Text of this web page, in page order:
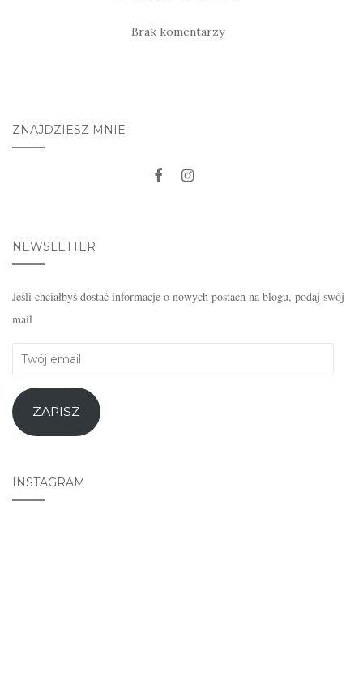
Brak komentarzy
ZNAJDZIESZ MNIE
NEWSLETTER
Jeśli chciałbyś dostać informacje o nowych postach na blogu, podaj swój
mail
Twój
ZAPISZ
INSTAGRAM